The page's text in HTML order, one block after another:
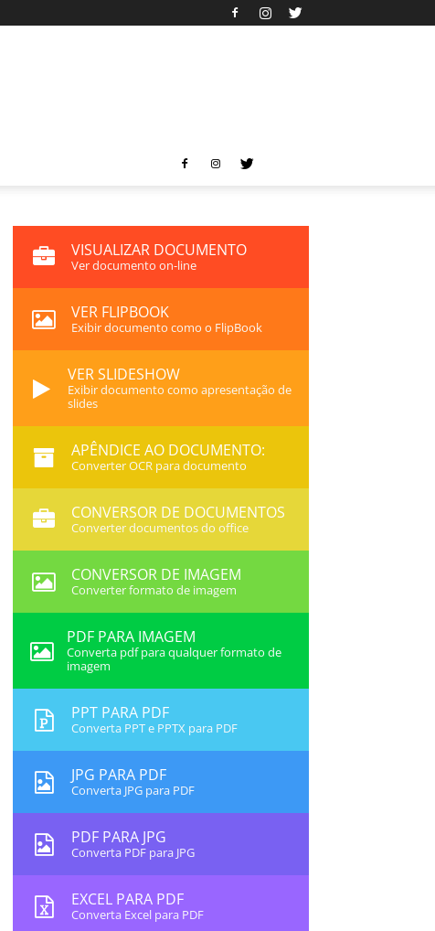
VISUALIZAR DOCUMENTO
Ver documento on-line
VER FLIPBOOK
Exibir documento como o FlipBook
VER SLIDESHOW
Exibir documento como apresentação de
slides
APÊNDICE AO DOCUMENTO:
Converter OCR para documento
CONVERSOR DE DOCUMENTOS
Converter documentos do office
CONVERSOR DE IMAGEM
Converter formato de imagem
PDF PARA IMAGEM
Converta pdf para qualquer formato de
imagem
PPT PARA PDF
Converta PPT e PPTX para PDF
JPG PARA PDF
Converta JPG para PDF
PDF PARA JPG
Converta PDF para JPG
EXCEL PARA PDF
Converta Excel para PDF